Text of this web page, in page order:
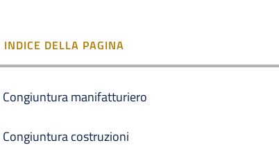
INDICE DELLA PAGINA
Congiuntura manifatturiero
Congiuntura costruzioni